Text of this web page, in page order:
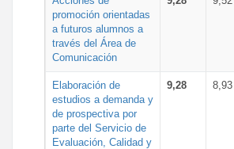
promoción orientadas
a futuros alumnos a
través del Área de
Comunicación
Elaboración de
estudios a demanda y
de prospectiva por
parte del Servicio de
Evaluación, Calidad y
9,28 8,93